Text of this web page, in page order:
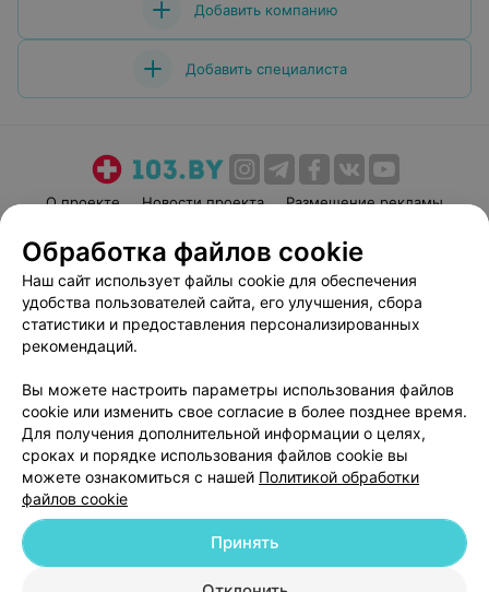
Добавить компанию
Добавить специалиста
О проекте Новости проекта
Размещение рекламы
Пользовательское соглашение
Способы оплаты
Вакансии
Партнеры
Написать руководителю 103.by
Персональные настройки cookie
Обработка персональных данных
© 2026 ООО «Артокс Лаб», УНП 191700409| 220012, Республика Беларусь,
Обработка файлов cookie
Наш сайт использует файлы cookie для обеспечения
удобства пользователей сайта, его улучшения, сбора
статистики и предоставления персонализированных
рекомендаций.
Вы можете настроить параметры использования файлов
cookie или изменить свое согласие в более позднее время.
Для получения дополнительной информации о целях,
сроках и порядке использования файлов cookie вы
можете ознакомиться с нашей Политикой обработки
файлов cookie
Принять